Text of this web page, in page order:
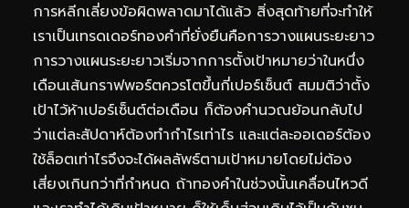
การหลีกเลี่ยงข้อผิดพลาดมาได้แล้ว สิ่งสุดท้ายที่จะทำให้
เราเป็นเทรดเดอร์ทองคำที่ยั่งยืนคือการวางแผนระยะยาว
การวางแผนระยะยาวเริ่มจากการตั้งเป้าหมายว่าในหนึ่ง
เดือนเส้นกราฟพอร์ตควรโตขึ้นกี่เปอร์เซ็นต์ สมมติว่าตั้ง
เป้าไว้ห้าเปอร์เซ็นต์ต่อเดือน ก็ต้องคำนวณย้อนกลับไป
ว่าแต่ละสัปดาห์ต้องทำกำไรเท่าไร และแต่ละออเดอร์ต้อง
ใช้ล็อตเท่าไรจึงจะได้ผลลัพธ์ตามเป้าหมายโดยไม่ต้อง
เสี่ยงเกินกว่าที่กำหนด ถ้าทองคำในช่วงนั้นเคลื่อนไหวดี